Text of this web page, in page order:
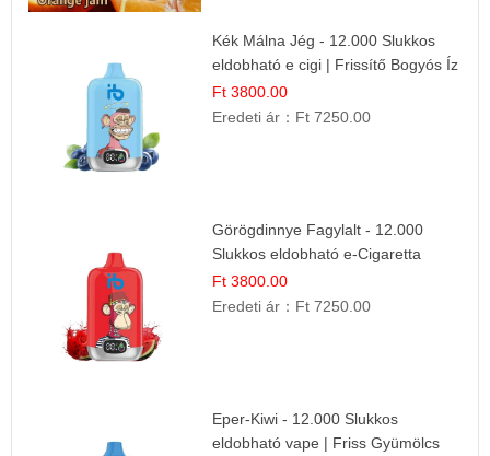
Kék Málna Jég - 12.000 Slukkos
eldobható e cigi | Frissítő Bogyós Íz
Ft 3800.00
Eredeti ár： Ft 7250.00
Görögdinnye Fagylalt - 12.000
Slukkos eldobható e-Cigaretta
Ft 3800.00
Eredeti ár： Ft 7250.00
Eper-Kiwi - 12.000 Slukkos
eldobható vape | Friss Gyümölcs